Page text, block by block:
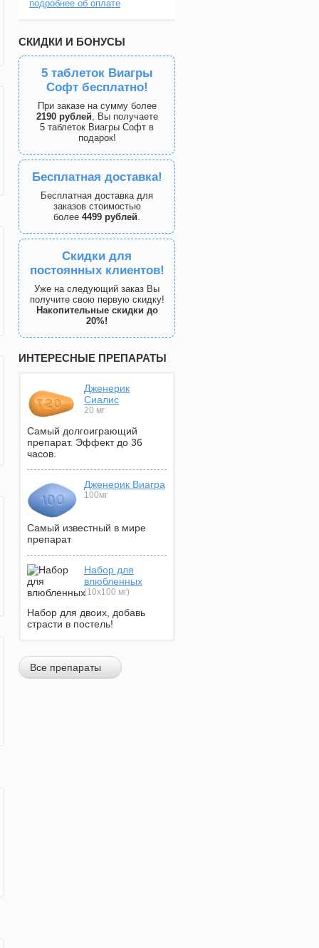
подробнее об оплате
СКИДКИ И БОНУСЫ
5 таблеток Виагры
Софт бесплатно!
При заказе на сумму более
2190 рублей, Вы получаете
5 таблеток Виагры Софт в
подарок!
Бесплатная доставка!
Бесплатная доставка для
заказов стоимостью
более 4499 рублей.
Скидки для
постоянных клиентов!
Уже на следующий заказ Вы
получите свою первую скидку!
Накопительные скидки до
20%!
ИНТЕРЕСНЫЕ ПРЕПАРАТЫ
Дженерик
Сиалис
20 мг
Самый долгоиграющий
препарат. Эффект до 36
часов.
Дженерик Виагра
100мг
Самый известный в мире
препарат
Набор для
влюбленных
(10х100 мг)
Набор для двоих, добавь
страсти в постель!
Все препараты